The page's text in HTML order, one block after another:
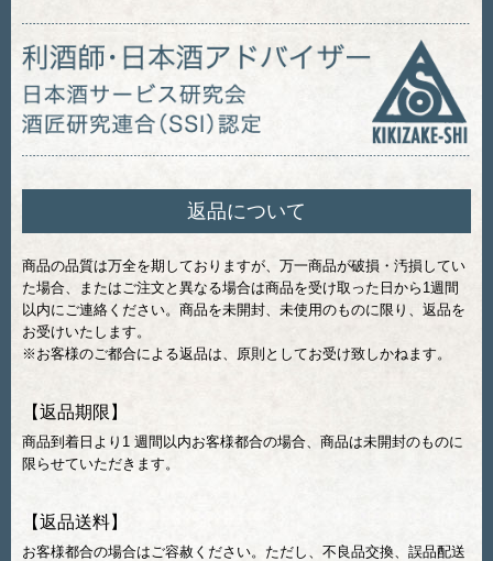
返品について
商品の品質は万全を期しておりますが、万一商品が破損・汚損してい
た場合、またはご注文と異なる場合は商品を受け取った日から1週間
以内にご連絡ください。商品を未開封、未使用のものに限り、返品を
お受けいたします。
※お客様のご都合による返品は、原則としてお受け致しかねます。
【返品期限】
商品到着日より1 週間以内お客様都合の場合、商品は未開封のものに
限らせていただきます。
【返品送料】
お客様都合の場合はご容赦ください。ただし、不良品交換、誤品配送